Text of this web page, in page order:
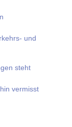
und
steht
vermisst